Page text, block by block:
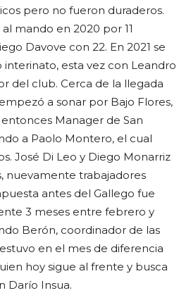
pero no fueron duraderos.
mando en 2020 por 11
Davove con 22. En 2021 se
esta vez con Leandro
del club. Cerca de la llegada
a sonar por Bajo Flores,
Manager de San
a Paolo Montero, el cual
José Di Leo y Diego Monarriz
nuevamente trabajadores
antes del Gallego fue
3 meses entre febrero y
Berón, coordinador de las
en el mes de diferencia
hoy sigue al frente y busca
Darío Insua.